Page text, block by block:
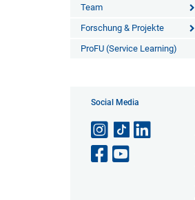
Team
Forschung & Projekte
ProFU (Service Learning)
Social Media